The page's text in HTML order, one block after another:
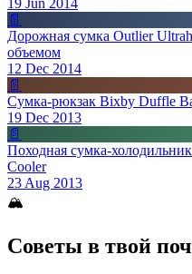
📄
Дорожная сумка Outlier
объемом
12 Dec 2014
📄
Сумка-рюкзак Bixby Duffle
19 Dec 2013
📄
Походная сумка-
Cooler
23 Aug 2013
🏔
Советы в твой